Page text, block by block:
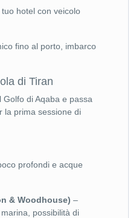
hotel con veicolo
fino al porto, imbarco
di Tiran
di Aqaba e passa
la prima sessione di
profondi e acque
& Woodhouse) –
possibilità di